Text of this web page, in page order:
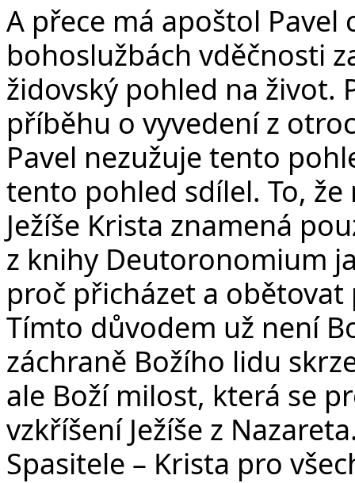
A přece má apoštol Pavel
bohoslužbách vděčnosti
židovský pohled na život.
příběhu o vyvedení z
Pavel nezužuje tento
tento pohled sdílel. To,
Ježíše Krista znamená
z knihy Deutoronomium
proč přicházet a
Tímto důvodem už není
záchraně Božího lidu
ale Boží milost, která se
vzkříšení Ježíše z
Spasitele – Krista pro